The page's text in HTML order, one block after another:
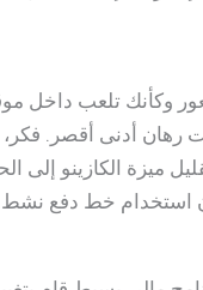
ميزة الكازينو إلى